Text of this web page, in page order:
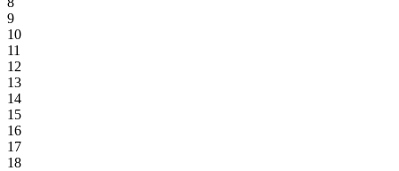
9
10
11
12
13
14
15
16
17
18